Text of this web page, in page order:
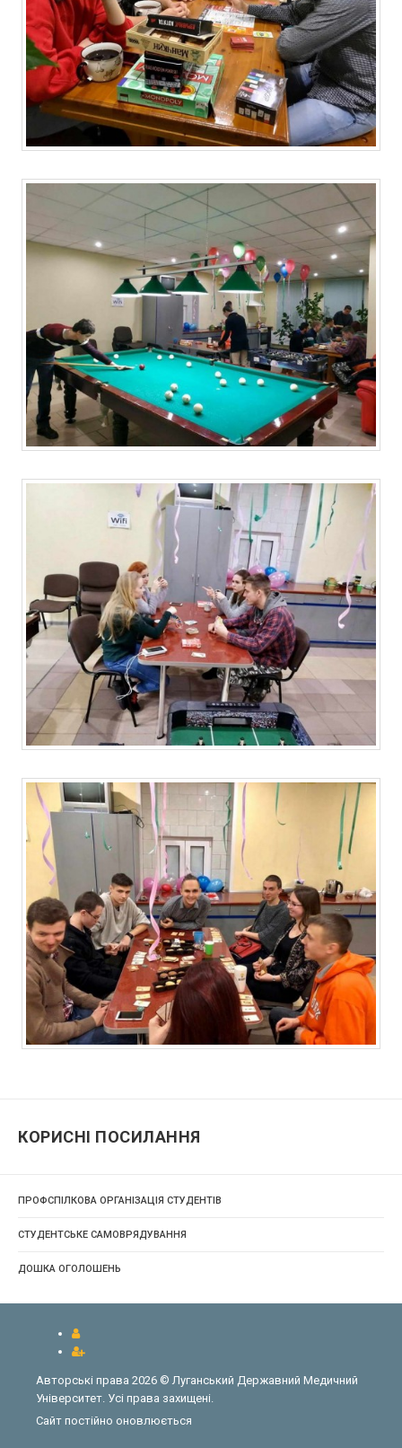
КОРИСНІ ПОСИЛАННЯ
ПРОФСПІЛКОВА ОРГАНІЗАЦІЯ СТУДЕНТІВ
СТУДЕНТСЬКЕ САМОВРЯДУВАННЯ
ДОШКА ОГОЛОШЕНЬ
Авторські права 2026 © Луганський Державний Медичний
Університет. Усі права захищені.
Сайт постійно оновлюється